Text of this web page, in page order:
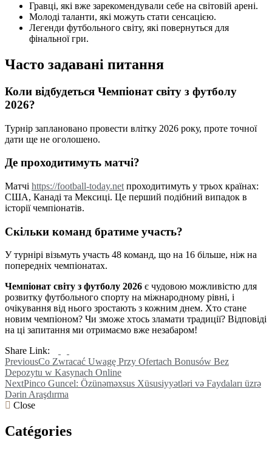
Гравці, які вже зарекомендували себе на світовій арені.
Молоді таланти, які можуть стати сенсацією.
Легенди футбольного світу, які повернуться для
фінальної гри.
Часто задавані питання
Коли відбудеться Чемпіонат світу з футболу
2026?
Турнір заплановано провести влітку 2026 року, проте точної
дати ще не оголошено.
Де проходитимуть матчі?
Матчі https://football-today.net проходитимуть у трьох країнах:
США, Канаді та Мексиці. Це перший подібний випадок в
історії чемпіонатів.
Скільки команд братиме участь?
У турнірі візьмуть участь 48 команд, що на 16 більше, ніж на
попередніх чемпіонатах.
Чемпіонат світу з футболу 2026 є чудовою можливістю для
розвитку футбольного спорту на міжнародному рівні, і
очікування від нього зростають з кожним днем. Хто стане
новим чемпіоном? Чи зможе хтось зламати традиції? Відповіді
на ці запитання ми отримаємо вже незабаром!
Share Link:
Post
navigation
PreviousCo Zwracać Uwagę Przy Ofertach Bonusów Bez
Depozytu w Kasynach Online
NextPinco Guncel: Özünəməxsus Xüsusiyyətləri və Faydaları üzrə
Dərin Araşdırma
Close
Catégories